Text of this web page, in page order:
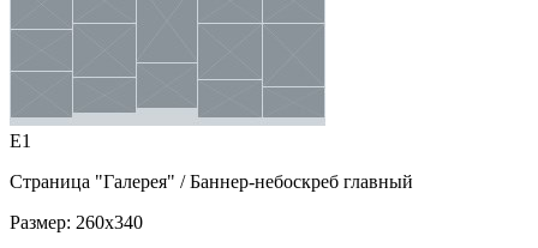
E1
Страница "Галерея" / Баннер-небоскреб главный
Размер: 260x340